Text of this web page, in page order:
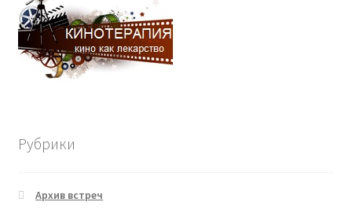
Рубрики
Архив встреч